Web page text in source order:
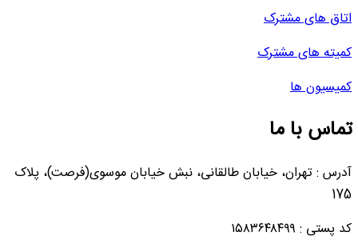
اتاق های مشترک
کمیته های مشترک
کمیسیون ها
تماس با ما
آدرس : تهران، خیابان طالقانی، نبش خیابان موسوی(فرصت)، پلاک
175
کد پستی : ۱۵۸۳۶۴۸۴۹۹